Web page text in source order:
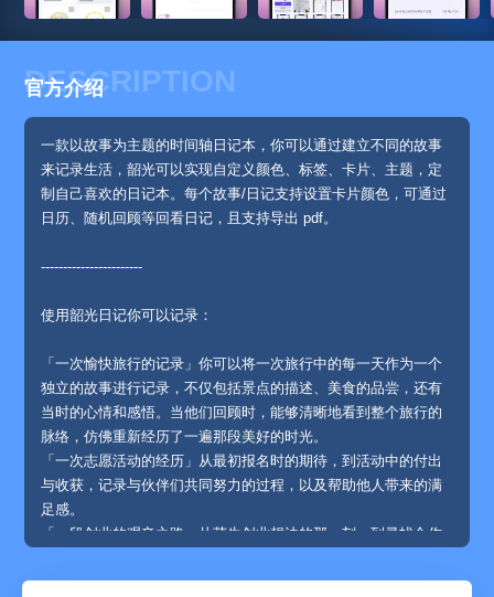
DESCRIPTION
官方介绍
一款以故事为主题的时间轴日记本，你可以通过建立不同的故事
来记录生活，韶光可以实现自定义颜色、标签、卡片、主题，定
制自己喜欢的日记本。每个故事/日记支持设置卡片颜色，可通过
日历、随机回顾等回看日记，且支持导出 pdf。
-----------------------
使用韶光日记你可以记录：
「一次愉快旅行的记录」你可以将一次旅行中的每一天作为一个
独立的故事进行记录，不仅包括景点的描述、美食的品尝，还有
当时的心情和感悟。当他们回顾时，能够清晰地看到整个旅行的
脉络，仿佛重新经历了一遍那段美好的时光。
「一次志愿活动的经历」从最初报名时的期待，到活动中的付出
与收获，记录与伙伴们共同努力的过程，以及帮助他人带来的满
足感。
「一段创业的艰辛之路」从萌生创业想法的那一刻，到寻找合作
功的喜悦与感慨。